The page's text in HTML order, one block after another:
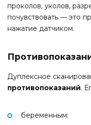
проколов, уколов,
почувствовать — это
нажатие датчиком.
Дуплексное
противопоказаний.
беременным;